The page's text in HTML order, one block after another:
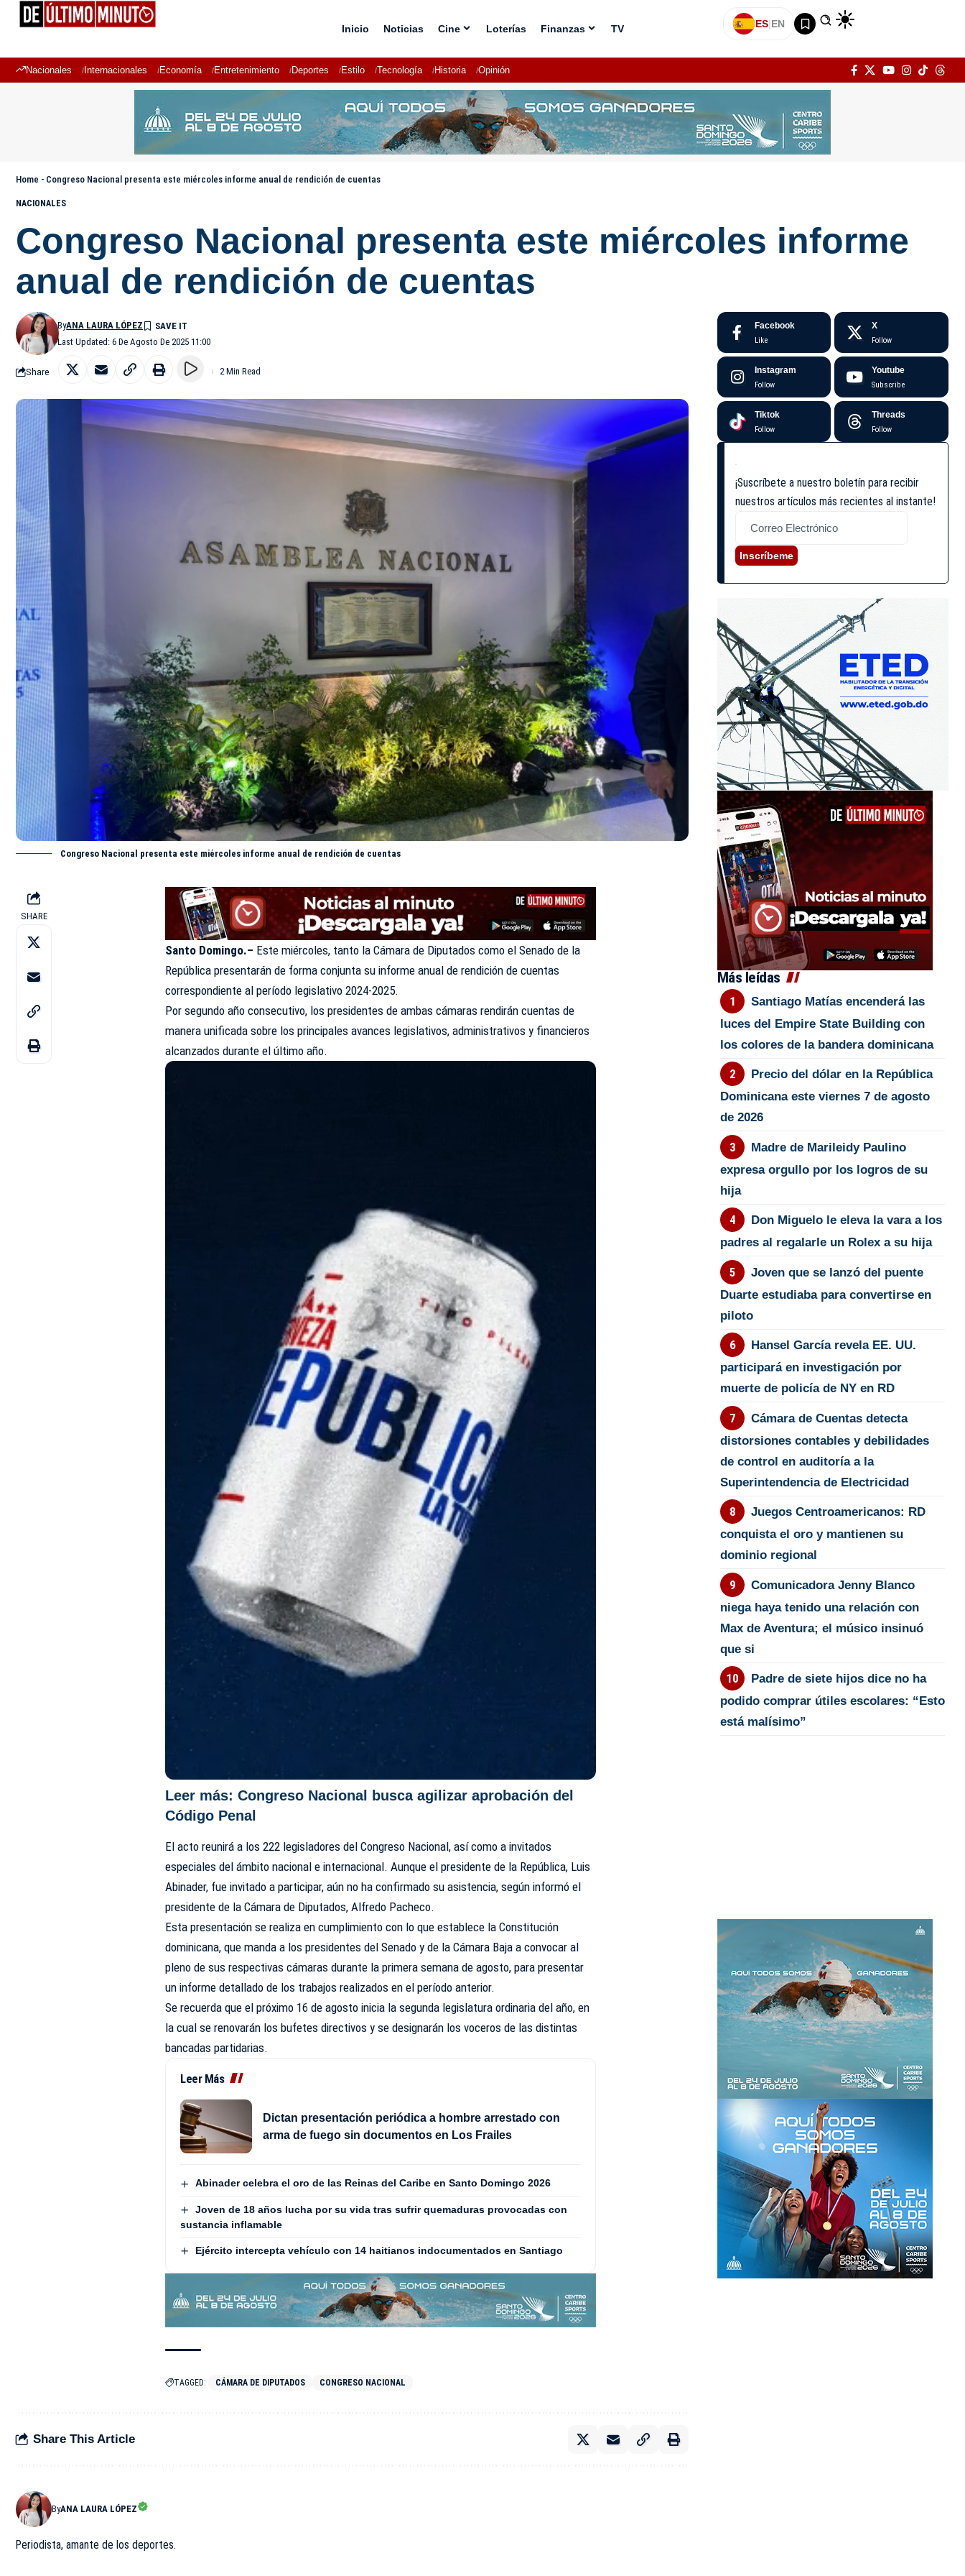
Inicio Noticias Cine Loterías Finanzas TV ES|EN
Nacionales Internacionales Economía Entretenimiento Deportes Estilo Tecnología Historia Opinión
Home - Congreso Nacional presenta este miércoles informe anual de rendición de cuentas
NACIONALES
Congreso Nacional presenta este miércoles informe
anual de rendición de cuentas
Last Updated: 6 De Agosto De 2025 11:00
ByANA LAURA LÓPEZ
Share 2 Min Read
Congreso Nacional presenta este miércoles informe anual de rendición de cuentas
SHARE
Santo Domingo.– Este miércoles, tanto la Cámara de Diputadoscomo el Senado de la
República presentarán de forma conjunta su informe anual de rendición de cuentas
correspondiente al período legislativo 2024-2025.
Por segundo año consecutivo, los presidentes de ambas cámaras rendirán cuentas de
manera unificada sobre los principales avances legislativos, administrativos y financieros
alcanzados durante el último año.
Leer más:Congreso Nacional busca agilizar aprobación del
Código Penal
El acto reunirá a los 222 legisladores del Congreso Nacional, así como a invitados
especiales del ámbito nacional e internacional. Aunque el presidente de la República, Luis
Abinader, fue invitado a participar, aún no ha confirmado su asistencia, según informó el
presidente de la Cámara de Diputados, Alfredo Pacheco.
Esta presentación se realiza en cumplimiento con lo que establece la Constitución
dominicana, que manda a los presidentes del Senado y de la Cámara Baja a convocar al
pleno de sus respectivas cámaras durante la primera semana de agosto, para presentar
un informe detallado de los trabajos realizados en el período anterior.
Se recuerda que el próximo 16 de agosto inicia la segunda legislatura ordinaria del año, en
la cual se renovarán los bufetes directivos y se designarán los voceros de las distintas
bancadas partidarias.
Leer Más
Dictan presentación periódica a hombre arrestado con
arma de fuego sin documentos en Los Frailes
Abinader celebra el oro de las Reinas del Caribe en Santo Domingo 2026
Joven de 18 años lucha por su vida tras sufrir quemaduras provocadas con
sustancia inflamable
Ejército intercepta vehículo con 14 haitianos indocumentados en Santiago
TAGGED: CÁMARA DE DIPUTADOS CONGRESO NACIONAL
Share This Article
ByANA LAURA LÓPEZ
Periodista, amante de los deportes.
Facebook
Like
X
Follow
Instagram
Follow
Youtube
Subscribe
Tiktok
Follow
Threads
Follow
¡Suscríbete a nuestro boletín para recibir
nuestros artículos más recientes al instante!
Inscríbeme
Más leídas
Santiago Matías encenderá las
luces del Empire State Building con
los colores de la bandera dominicana
Precio del dólar en la República
Dominicana este viernes 7 de agosto
de 2026
Madre de Marileidy Paulino
expresa orgullo por los logros de su
hija
Don Miguelo le eleva la vara a los
padres al regalarle un Rolex a su hija
Joven que se lanzó del puente
Duarte estudiaba para convertirse en
piloto
Hansel García revela EE. UU.
participará en investigación por
muerte de policía de NY en RD
Cámara de Cuentas detecta
distorsiones contables y debilidades
de control en auditoría a la
Superintendencia de Electricidad
Juegos Centroamericanos: RD
conquista el oro y mantienen su
dominio regional
Comunicadora Jenny Blanco
niega haya tenido una relación con
Max de Aventura; el músico insinuó
que si
Padre de siete hijos dice no ha
podido comprar útiles escolares: “Esto
está malísimo”